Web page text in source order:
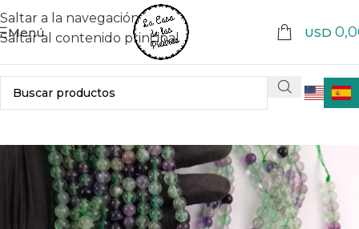
Saltar a la navegación
Saltar al contenido principal
Menú USD